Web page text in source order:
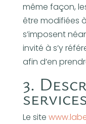
même façon,
être modifiées
s’imposent
invité à s’y
afin d’en
3.
Le site